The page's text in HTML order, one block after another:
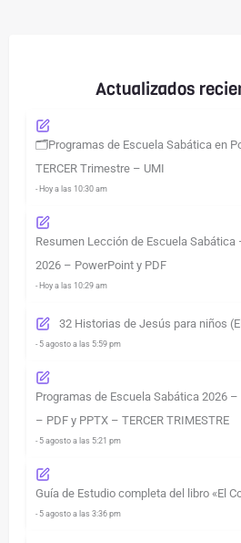
Actualizados
🗂️Programas de Escuela Sabática en
TERCER Trimestre – UMI
- Hoy a las 10:30 am
Resumen Lección de Escuela Sabática
2026 – PowerPoint y PDF
- Hoy a las 10:29 am
32 Historias de Jesús para niños
- 5 agosto a las 5:59 pm
Programas de Escuela Sabática 2026
– PDF y PPTX – TERCER TRIMESTRE
- 5 agosto a las 5:21 pm
Guía de Estudio completa del libro «El
- 5 agosto a las 3:36 pm